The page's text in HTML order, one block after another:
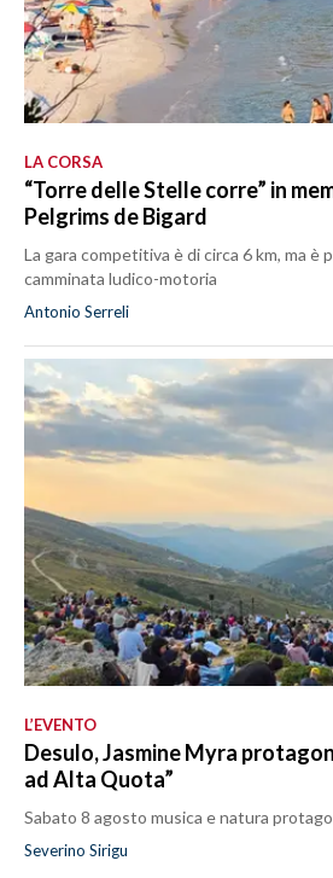
LA CORSA
“Torre delle Stelle corre” in
Pelgrims de Bigard
La gara competitiva è di circa 6 km, ma è
camminata ludico-motoria
Antonio Serreli
L’EVENTO
Desulo, Jasmine Myra
ad Alta Quota”
Sabato 8 agosto musica e natura
Severino Sirigu